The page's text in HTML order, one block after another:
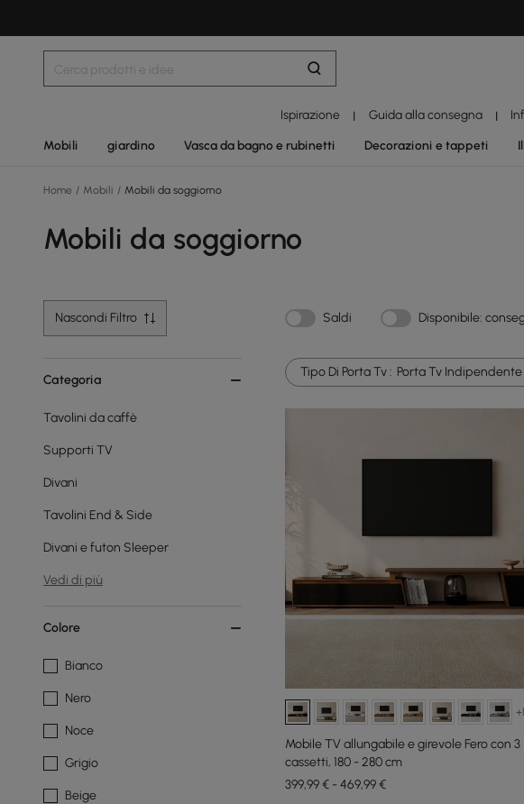
Ispirazione | Guida alla consegna |
Mobili giardino Vasca da bagno e rubinetti Decorazioni e tappeti
Home / Mobili / Mobili da soggiorno
Mobili da soggiorno
Nascondi Filtro Saldi Disponibile:
Categoria
Tavolini da caffè
Supporti TV
Divani
Tavolini End & Side
Divani e futon Sleeper
Vedi di più
Colore
Bianco
Nero
Noce
Grigio
Beige
Tipo Di Porta Tv : Porta Tv Indipendente
Mobile TV allungabile e girevole Fero con 3
cassetti, 180 - 280 cm
399,99 € - 469,99 €